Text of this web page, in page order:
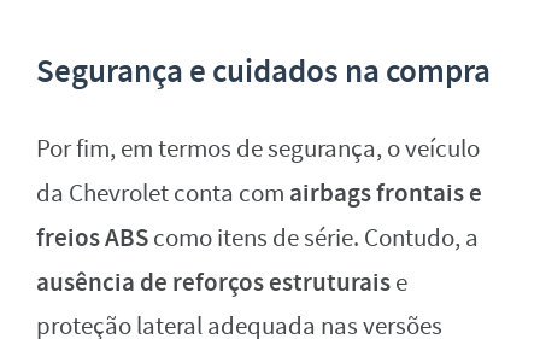
Segurança e cuidados na compra
Por fim, em termos de segurança, o veículo
da Chevrolet conta com airbags frontais e
freios ABScomo itens de série. Contudo, a
ausência de reforços estruturaise
proteção lateral adequada nas versões